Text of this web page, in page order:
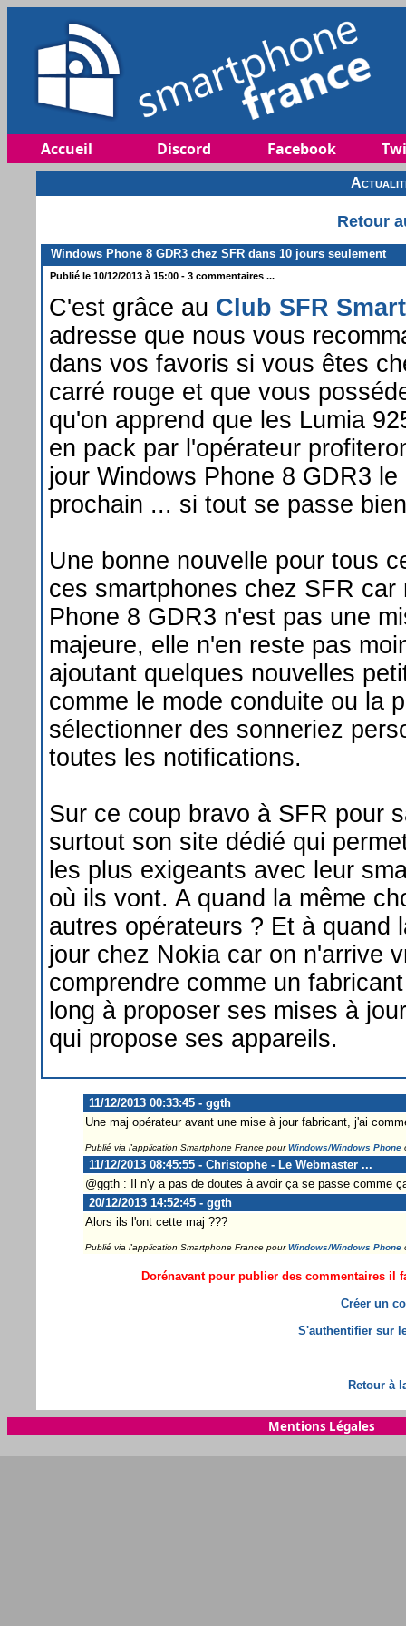
Accueil Discord Facebook
Retour
Windows Phone 8 GDR3 chez SFR dans 10 jours seulement
Publié le 10/12/2013 à 15:00 - 3 commentaires ...
C'est grâce au Club SFR
adresse que nous vous
dans vos favoris si vous êtes
carré rouge et que vous
qu'on apprend que les Lumia
en pack par l'opérateur
jour Windows Phone 8 GDR3 le
prochain ... si tout se passe
Une bonne nouvelle pour tous
ces smartphones chez SFR car
Phone 8 GDR3 n'est pas une
majeure, elle n'en reste pas
ajoutant quelques nouvelles
comme le mode conduite ou la
sélectionner des sonneriez
toutes les notifications.
Sur ce coup bravo à SFR pour
surtout son site dédié qui
les plus exigeants avec leur
où ils vont. A quand la même
autres opérateurs ? Et à quand
jour chez Nokia car on n'arrive
comprendre comme un
long à proposer ses mises à
qui propose ses appareils.
11/12/2013 00:33:45 - ggth
Une maj opérateur avant une mise à jour fabricant, j'ai
Publié via l'application Smartphone France pourWindows/Windows Phone
11/12/2013 08:45:55 - Christophe - Le Webmaster ...
@ggth : Il n'y a pas de doutes à avoir ça se passe comme
20/12/2013 14:52:45 - ggth
Alors ils l'ont cette maj ???
Publié via l'application Smartphone France pourWindows/Windows Phone
Dorénavant pour publier des commentaires il
Créer un
S'authentifier sur
Retour à
Mentions Légales